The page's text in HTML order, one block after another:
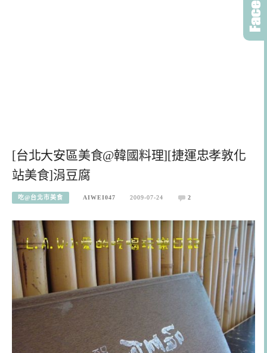
[台北大安區美食@韓國料理][捷運忠孝敦化
站美食]涓豆腐
吃@台北市美食 AIWEI047 2009-07-24 2